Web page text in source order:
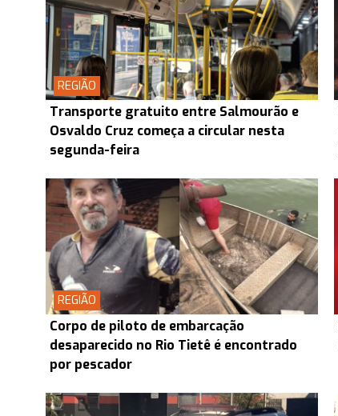
REGIÃO
Transporte gratuito entre Salmourão e
Osvaldo Cruz começa a circular nesta
segunda-feira
REGIÃO
Corpo de piloto de embarcação
desaparecido no Rio Tietê é encontrado
por pescador